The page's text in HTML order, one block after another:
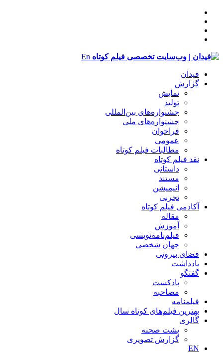
En
فیدان
گزارش
نمایش
تولید
‌‌جشنواره‌های بین‌المللی
جشنواره‌های ملی
فراخوان
عمومی
مطالبات فیلم کوتاه
نقد فیلم کوتاه
داستانی
مستند
انیمیشن
تجربی
آکادمی فیلم کوتاه
مقاله
آموزش
فیلم‌نامه‌نویسی
جهان شخصی
فضای بیرونی
یادداشت
گفتگو
پادکست
مصاحبه
فیلمنامه
بهترین فیلم‌های کوتاه سال
گالری
پشت صحنه
گزارش تصویری
EN